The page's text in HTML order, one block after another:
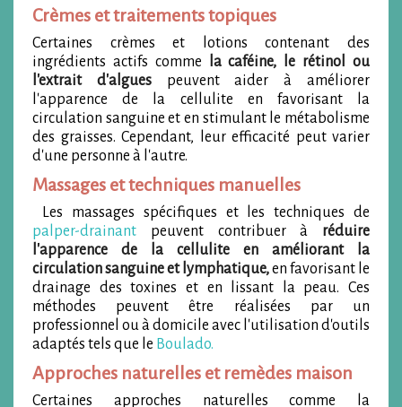
Crèmes et traitements topiques
Certaines crèmes et lotions contenant des
ingrédients actifs comme la caféine, le rétinol ou
l'extrait d'alguespeuvent aider à améliorer
l'apparence de la cellulite en favorisant la
circulation sanguine et en stimulant le métabolisme
des graisses. Cependant, leur efficacité peut varier
d'une personne à l'autre.
Massages et techniques manuelles
Les massages spécifiques et les techniques de
palper-drainant peuvent contribuer à réduire
l'apparence de la cellulite en améliorant la
circulation sanguine et lymphatique,en favorisant le
drainage des toxines et en lissant la peau. Ces
méthodes peuvent être réalisées par un
professionnel ou à domicile avec l'utilisation d'outils
adaptés tels que le Boulado.
Approches naturelles et remèdes maison
Certaines approches naturelles comme la